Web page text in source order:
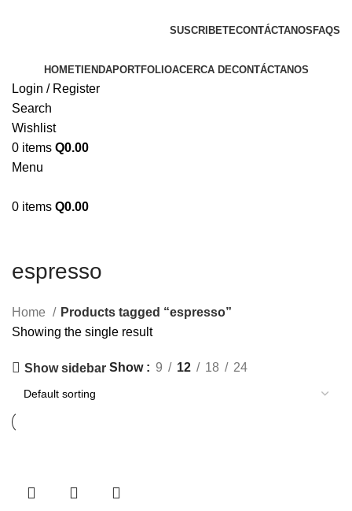
SUSCRIBETECONTÁCTANOS FAQS
HOMETIENDAPORTFOLIOACERCA DECONTÁCTANOS
Login / Register
Search
Wishlist
0 items Q0.00
Menu
0 items Q0.00
espresso
Home
Products tagged “espresso”
Showing the single result
Show sidebar Show 9 12 18 24